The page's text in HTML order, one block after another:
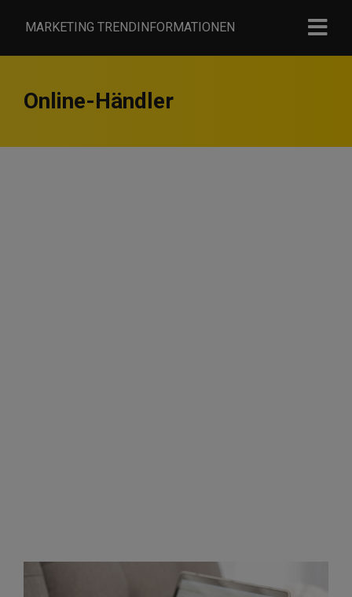
MARKETING TRENDINFORMATIONEN
Online-Händler